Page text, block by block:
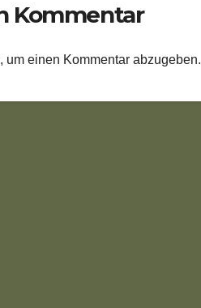
Kommentar
um einen Kommentar abzugeben.